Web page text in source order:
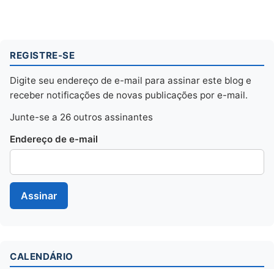
REGISTRE-SE
Digite seu endereço de e-mail para assinar este blog e
receber notificações de novas publicações por e-mail.
Junte-se a 26 outros assinantes
Endereço de e-mail
CALENDÁRIO